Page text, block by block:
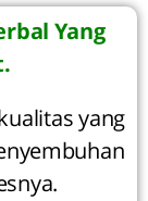
Yang
yang